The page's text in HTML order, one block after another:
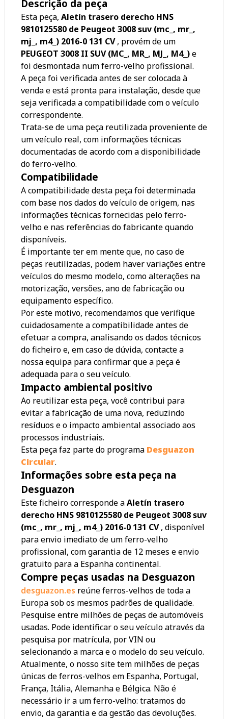
Descrição da peça
Esta peça, Aletín trasero derecho HNS
9810125580 de Peugeot 3008 suv (mc_, mr_,
mj_, m4_) 2016-0 131 CV, provém de um
PEUGEOT 3008 II SUV (MC_, MR_, MJ_, M4_)e
foi desmontada num ferro-velho profissional.
A peça foi verificada antes de ser colocada à
venda e está pronta para instalação, desde que
seja verificada a compatibilidade com o veículo
correspondente.
Trata-se de uma peça reutilizada proveniente de
um veículo real, com informações técnicas
documentadas de acordo com a disponibilidade
do ferro-velho.
Compatibilidade
A compatibilidade desta peça foi determinada
com base nos dados do veículo de origem, nas
informações técnicas fornecidas pelo ferro-
velho e nas referências do fabricante quando
disponíveis.
É importante ter em mente que, no caso de
peças reutilizadas, podem haver variações entre
veículos do mesmo modelo, como alterações na
motorização, versões, ano de fabricação ou
equipamento específico.
Por este motivo, recomendamos que verifique
cuidadosamente a compatibilidade antes de
efetuar a compra, analisando os dados técnicos
do ficheiro e, em caso de dúvida, contacte a
nossa equipa para confirmar que a peça é
adequada para o seu veículo.
Impacto ambiental positivo
Ao reutilizar esta peça, você contribui para
evitar a fabricação de uma nova, reduzindo
resíduos e o impacto ambiental associado aos
processos industriais.
Esta peça faz parte do programa Desguazon
Circular.
Informações sobre esta peça na
Desguazon
Este ficheiro corresponde aAletín trasero
derecho HNS 9810125580 de Peugeot 3008 suv
(mc_, mr_, mj_, m4_) 2016-0 131 CV, disponível
para envio imediato de um ferro-velho
profissional, com garantia de 12 meses e envio
gratuito para a Espanha continental.
Compre peças usadas na Desguazon
desguazon.es reúne ferros-velhos de toda a
Europa sob os mesmos padrões de qualidade.
Pesquise entre milhões de peças de automóveis
usadas. Pode identificar o seu veículo através da
pesquisa por matrícula, por VIN ou
selecionando a marca e o modelo do seu veículo.
Atualmente, o nosso site tem milhões de peças
únicas de ferros-velhos em Espanha, Portugal,
França, Itália, Alemanha e Bélgica. Não é
necessário ir a um ferro-velho: tratamos do
envio, da garantia e da gestão das devoluções.